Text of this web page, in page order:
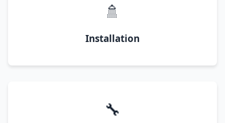
🚿
Installation
🔧